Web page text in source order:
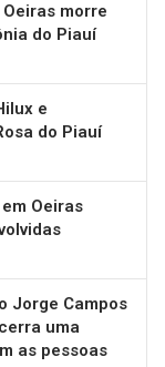
morre
do Piauí
e
do Piauí
Oeiras
Jorge Campos
uma
as pessoas